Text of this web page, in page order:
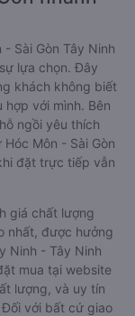
Sài Gòn Tây Ninh
lựa chọn. Đây
khách không biết
hợp với mình. Bên
ngồi yêu thích
Môn - Sài Gòn
đặt trực tiếp vẫn
giá chất lượng
nhất, được hưởng
Ninh - Tây Ninh
mua tại website
lượng, và uy tín
với bất cứ giao